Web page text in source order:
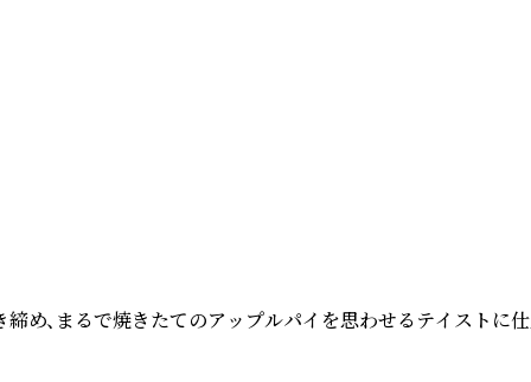
め、まるで焼きたてのアップルパイを思わせるテイストに仕